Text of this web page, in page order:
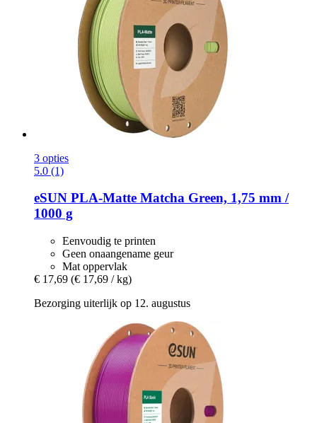
3 opties
5.0 (1)
eSUN PLA-​Matte Matcha Green, 1,75 mm /
1000 g
Eenvoudig te printen
Geen onaangename geur
Mat oppervlak
€ 17,69 (€ 17,69 / kg)
Bezorging uiterlijk op 12. augustus